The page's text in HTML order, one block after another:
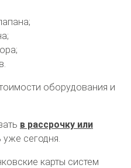
оборудования и
в рассрочку или
сегодня.
карты систем